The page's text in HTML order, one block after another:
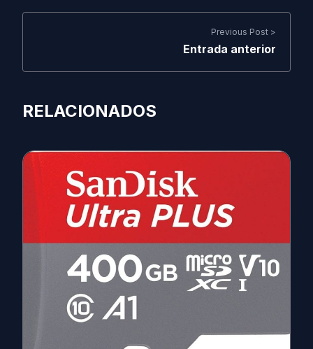
Previous Post >
Entrada anterior
RELACIONADOS